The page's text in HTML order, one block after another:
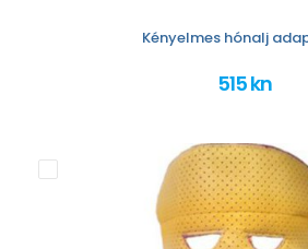
Kényelmes hónalj
515 kn